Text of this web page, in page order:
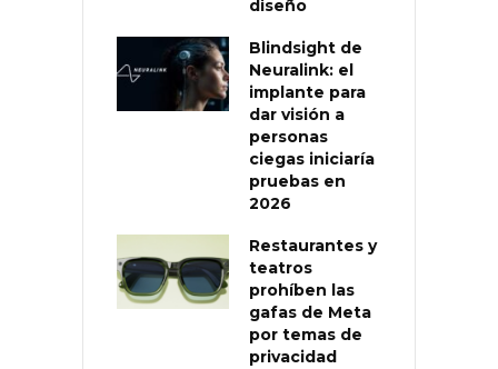
diseño
Blindsight de
Neuralink: el
implante para
dar visión a
personas
ciegas iniciaría
pruebas en
2026
Restaurantes y
teatros
prohíben las
gafas de Meta
por temas de
privacidad